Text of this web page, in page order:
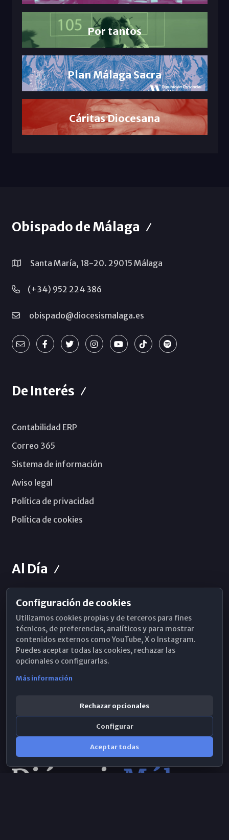
Por tantos
Plan Málaga Sacra
Cáritas Diocesana
Obispado de Málaga
Santa María, 18-20. 29015 Málaga
(+34) 952 224 386
obispado@diocesismalaga.es
De Interés
Contabilidad ERP
Correo 365
Sistema de información
Aviso legal
Política de privacidad
Política de cookies
Al Día
Horarios de Misa
Hemeroteca
WhatsApp
Configuración de cookies
Utilizamos cookies propias y de terceros para fines
técnicos, de preferencias, analíticos y para mostrar
contenidos externos como YouTube, X o Instagram.
Puedes aceptar todas las cookies, rechazar las
opcionales o configurarlas.
Más información
Rechazar opcionales
Configurar
Aceptar todas